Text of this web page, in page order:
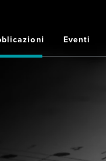
Eventi